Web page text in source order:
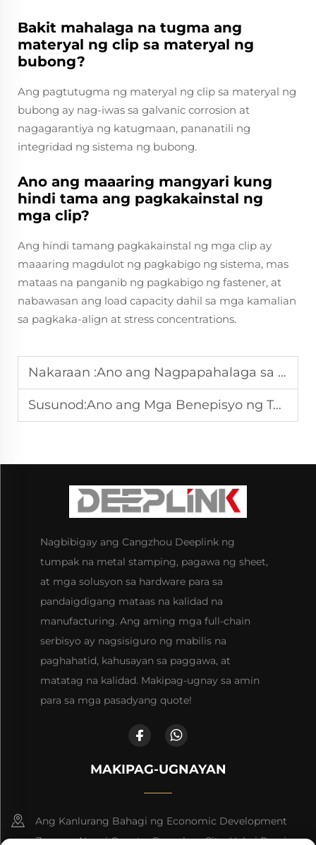
Bakit mahalaga na tugma ang
materyal ng clip sa materyal ng
bubong?
Ang pagtutugma ng materyal ng clip sa materyal ng
bubong ay nag-iwas sa galvanic corrosion at
nagagarantiya ng katugmaan, pananatili ng
integridad ng sistema ng bubong.
Ano ang maaaring mangyari kung
hindi tama ang pagkakainstal ng
mga clip?
Ang hindi tamang pagkakainstal ng mga clip ay
maaaring magdulot ng pagkabigo ng sistema, mas
mataas na panganib ng pagkabigo ng fastener, at
nabawasan ang load capacity dahil sa mga kamalian
sa pagkaka-align at stress concentrations.
Nakaraan :Ano ang Nagpapahalaga sa Mga Tool na Hindi Nakakapagpasilaw sa Industriya ng Petrolyo?
Susunod:Ano ang Mga Benepisyo ng Tansong Suhlayan sa Paglilinis ng Ibabaw?
Nagbibigay ang Cangzhou Deeplink ng
tumpak na metal stamping, pagawa ng sheet,
at mga solusyon sa hardware para sa
pandaigdigang mataas na kalidad na
manufacturing. Ang aming mga full-chain
serbisyo ay nagsisiguro ng mabilis na
paghahatid, kahusayan sa paggawa, at
matatag na kalidad. Makipag-ugnay sa amin
para sa mga pasadyang quote!
MAKIPAG-UGNAYAN
Ang Kanlurang Bahagi ng Economic Development
Zone ng Nanpi County, Cangzhou City, Hebei Province